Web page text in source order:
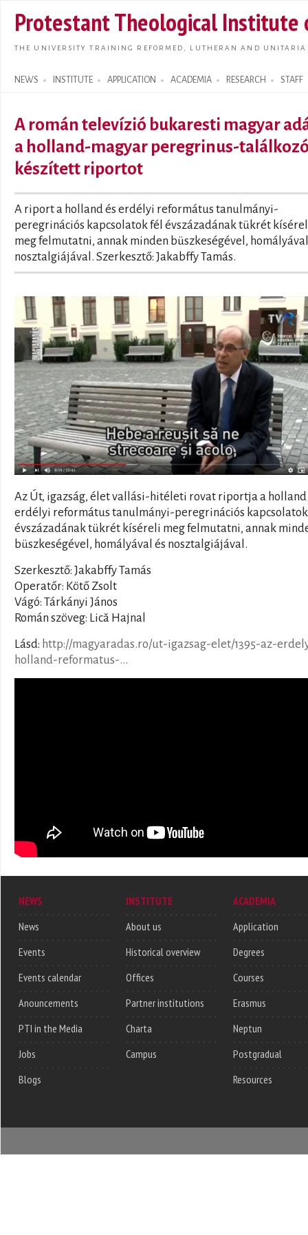
main
Protestant Theological Institute
THE UNIVERSITY TRAINING REFORMED, LUTHERAN AND
NEWS INSTITUTE APPLICATION ACADEMIA RESEARCH STAFF
Search form
A román televízió bukaresti magyar
a holland-magyar peregrinus-
készített riportot
A riport a holland és erdélyi református tanulmányi-
peregrinációs kapcsolatok fél évszázadának tükrét
meg felmutatni, annak minden büszkeségével,
nosztalgiájával. Szerkesztő: Jakabffy Tamás.
Az Út, igazság, élet vallási-hitéleti rovat riportja a holland
erdélyi református tanulmányi-peregrinációs
évszázadának tükrét kíséreli meg felmutatni, annak
büszkeségével, homályával és nosztalgiájával.
Szerkesztő: Jakabffy Tamás
Operatőr: Kötő Zsolt
Vágó: Tárkányi János
Román szöveg: Lică Hajnal
Lásd: http://magyaradas.ro/ut-igazsag-elet/1395-az-
holland-reformatus-...
NEWS
News
Events
Events calendar
Anouncements
PTI in the Media
Jobs
Blogs
INSTITUTE
About us
Historical overview
Offices
Partner institutions
Charta
Campus
ACADEMIA
Application
Degrees
Courses
Erasmus
Neptun
Postgradual
Resources